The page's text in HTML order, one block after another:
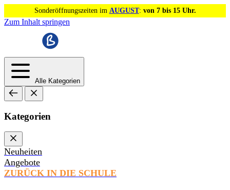
Sonderöffnungszeiten im AUGUST: von 7 bis 15 Uhr.
Zum Inhalt springen
Alle Kategorien
Kategorien
Neuheiten
Angebote
ZURÜCK IN DIE SCHULE